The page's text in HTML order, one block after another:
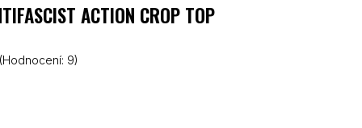
ACTION CROP TOP
(Hodnocení: 9)